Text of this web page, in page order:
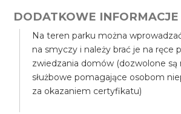
DODATKOWE INFORMACJE
Na teren parku można
na smyczy i należy brać je na ręce
zwiedzania domów (dozwolone są
służbowe pomagające osobom
za okazaniem certyfikatu)